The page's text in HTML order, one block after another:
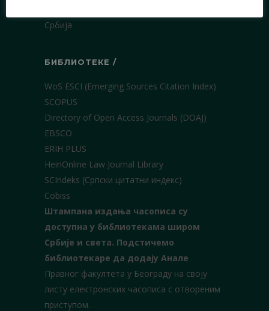
Србија
БИБЛИОТЕКЕ /
WoS ESCI (Emerging Sources Citation Index)
SCOPUS
Directory of Open Access Journals (DOAJ)
EBSCO
ERIH PLUS
HeinOnline Law Journal Library
SCIndeks (Српски цитатни индекс)
Cobiss
Штампана издања часописа су
доступна у библиотекама широм
Србије и света. Подстичемо
библиотекаре да додају Анале
Правног факултета у Београду на своју
листу електронских часописа с отвореним
приступом.